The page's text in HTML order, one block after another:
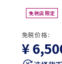
免税店限定
免税价格:
¥